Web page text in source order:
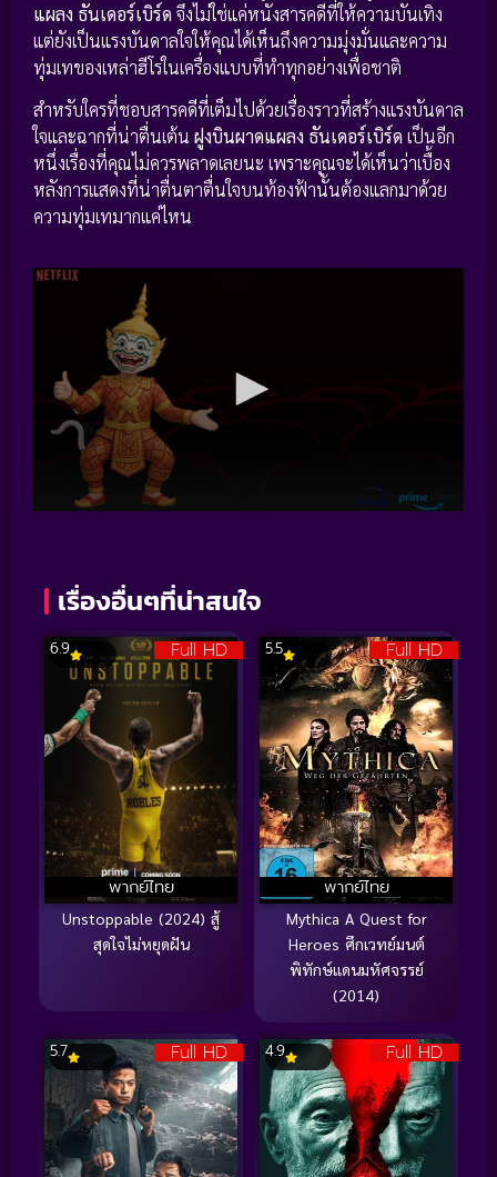
แผลง ธันเดอร์เบิร์ด จึงไม่ใช่แค่หนังสารคดีที่ให้ความบันเทิง
แต่ยังเป็นแรงบันดาลใจให้คุณได้เห็นถึงความมุ่งมั่นและความ
ทุ่มเทของเหล่าฮีโร่ในเครื่องแบบที่ทำทุกอย่างเพื่อชาติ
สำหรับใครที่ชอบสารคดีที่เต็มไปด้วยเรื่องราวที่สร้างแรงบันดาล
ใจและฉากที่น่าตื่นเต้น ฝูงบินผาดแผลง ธันเดอร์เบิร์ด เป็นอีก
หนึ่งเรื่องที่คุณไม่ควรพลาดเลยนะ เพราะคุณจะได้เห็นว่าเบื้อง
หลังการแสดงที่น่าตื่นตาตื่นใจบนท้องฟ้านั้นต้องแลกมาด้วย
ความทุ่มเทมากแค่ไหน
เรื่องอื่นๆที่น่าสนใจ
Full HD
พากย์ไทย
6.9
Unstoppable (2024) สู้
สุดใจไม่หยุดฝัน
Full HD
พากย์ไทย
5.5
Mythica A Quest for
Heroes ศึกเวทย์มนต์
พิทักษ์แดนมหัศจรรย์
(2014)
Full HD
5.7 Full HD
4.9